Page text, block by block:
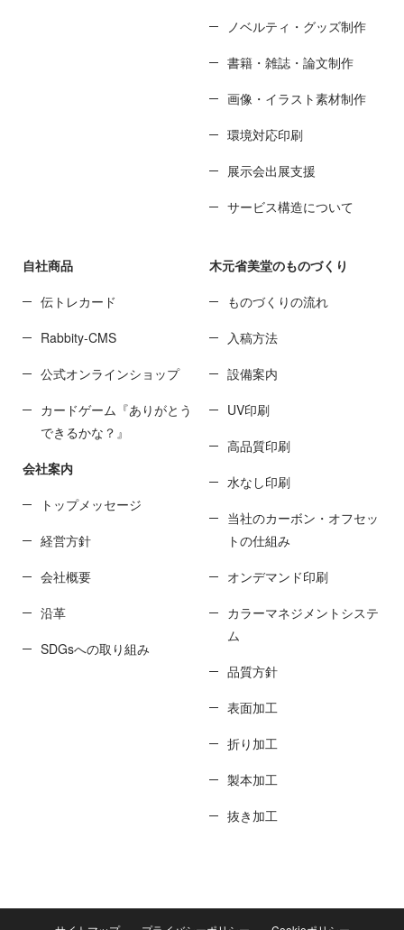
ノベルティ・グッズ制作
書籍・雑誌・論文制作
画像・イラスト素材制作
環境対応印刷
展示会出展支援
サービス構造について
自社商品
伝トレカード
Rabbity-CMS
公式オンラインショップ
カードゲーム『ありがとう
できるかな？』
会社案内
トップメッセージ
経営方針
会社概要
沿革
SDGsへの取り組み
木元省美堂のものづくり
ものづくりの流れ
入稿方法
設備案内
UV印刷
高品質印刷
水なし印刷
当社のカーボン・オフセッ
トの仕組み
オンデマンド印刷
カラーマネジメントシステ
ム
品質方針
表面加工
折り加工
製本加工
抜き加工